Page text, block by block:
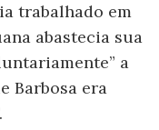
trabalhado em
abastecia sua
a
Barbosa era